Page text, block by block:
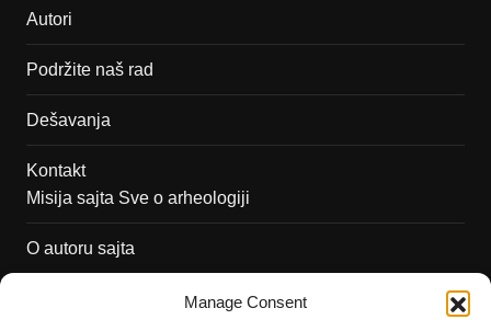
Manage Consent
Autori
Podržite naš rad
Dešavanja
Kontakt
Misija sajta Sve o arheologiji
O autoru sajta